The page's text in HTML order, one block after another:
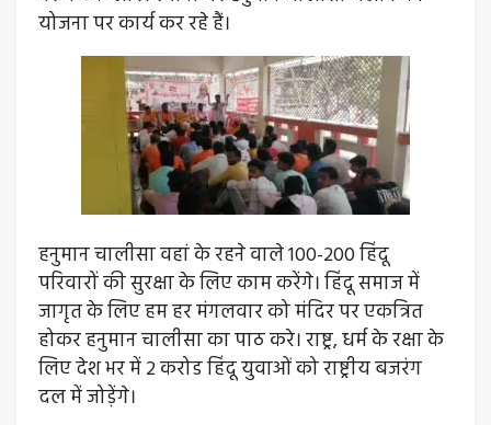
योजना पर कार्य कर रहे हैं।
हनुमान चालीसा वहां के रहने वाले 100-200 हिंदू
परिवारों की सुरक्षा के लिए काम करेंगे। हिंदू समाज में
जागृत के लिए हम हर मंगलवार को मंदिर पर एकत्रित
होकर हनुमान चालीसा का पाठ करे। राष्ट्र, धर्म के रक्षा के
लिए देश भर में 2 करोड हिंदू युवाओं को राष्ट्रीय बजरंग
दल में जोड़ेंगे।